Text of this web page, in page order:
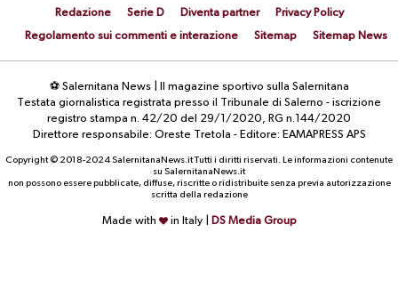
Redazione Serie D Diventa partner
Privacy Policy
Regolamento sui commenti e interazione
Sitemap Sitemap News
⚽ Salernitana News | Il magazine sportivo sulla Salernitana
Testata giornalistica registrata presso il Tribunale di Salerno - iscrizione
registro stampa n. 42/20 del 29/1/2020, RG n.144/2020
Direttore responsabile: Oreste Tretola - Editore: EAMAPRESS APS
Copyright © 2018-2024 SalernitanaNews.it Tutti i diritti riservati. Le informazioni contenute
su SalernitanaNews.it
non possono essere pubblicate, diffuse, riscritte o ridistribuite senza previa autorizzazione
scritta della redazione
Made with in Italy | DS Media Group